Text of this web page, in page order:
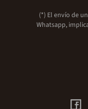
(*) El envío de
Whatsapp,